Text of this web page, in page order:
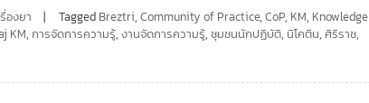
องยา Tagged Breztri, Community of Practice, CoP, KM, Knowledge
KM, การจัดการความรู้, งานจัดการความรู้, ชุมชนนักปฏิบัติ, นิโคติน, ศิริราช,